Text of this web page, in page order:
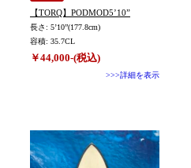
【TORQ】PODMOD5’10”
長さ: 5’10”(177.8cm)
容積: 35.7CL
￥44,000-(税込)
>>>詳細を表示